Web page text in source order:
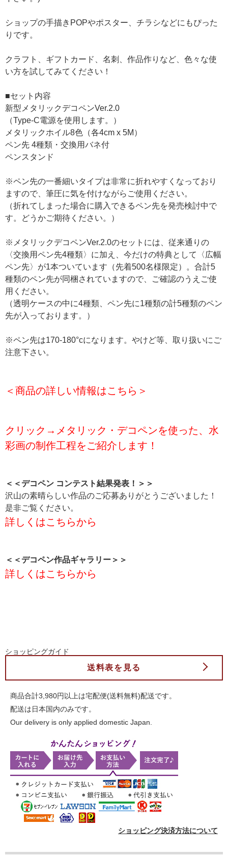
ショップの手描きPOPやポスター、チラシなどにもぴった
りです。
クラフト、ギフトカード、名刺、作品作りなど、色々な使
い方を試してみてください！
■セット内容
新型メタリックデコペンVer.2.0
（Type-C電源を使用します。）
メタリックホイル8色（各4cm x 5M）
ペン先 4種類・交換用バネ付
ペンスタンド
※ペン先の一番細いタイプは非常に折れやすくなっており
ますので、筆圧に気を付けながらご使用ください。
（折れてしまった場合に購入できるペン先を発売検討中で
す。どうかご期待ください。）
※メタリックデコペンVer.2.0のセットには、従来通りの
〈交換用ペン先4種類〉に加え、今だけの特典として〈広幅
ペン先〉が1本ついています（先着500名様限定）。合計5
種類のペン先が同梱されていますので、ご確認のうえご使
用ください。
（透明ケースの中に4種類、ペン先に1種類の計5種類のペン
先が入っております。）
※ペン先は170-180°cになります。やけど等、取り扱いにご
注意下さい。
＜商品の詳しい情報はこちら＞
クリック→メタリック・デコペンを使った、水
彩画の制作工程をご紹介します！
＜＜デコペン コンテスト結果発表！＞＞
沢山の素晴らしい作品のご応募ありがとうございました！
是非ご覧ください。
詳しくはこちらから
＜＜デコペン作品ギャラリー＞＞
詳しくはこちらから
ショッピングガイド
送料表を見る
商品合計3,980円以上は宅配便(送料無料)配送です。
配送は日本国内のみです。
Our delivery is only applied domestic Japan.
ショッピング決済方法について